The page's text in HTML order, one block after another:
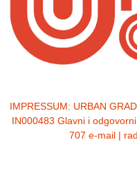
IMPRESSUM: URBAN
IN000483 Glavni i
707 e-mail |